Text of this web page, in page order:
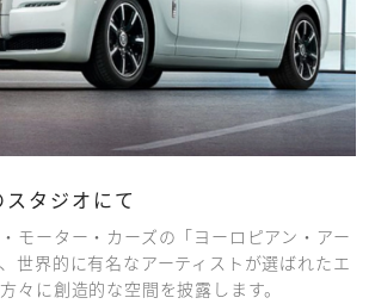
スタジオにて
モーター・カーズの「ヨーロピアン・アー
世界的に有名なアーティストが選ばれたエ
々に創造的な空間を披露します。